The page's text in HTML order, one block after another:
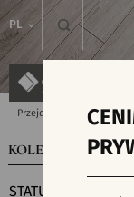
PL
Przejdź do strony głównej
KOLEKCJE
STATUS